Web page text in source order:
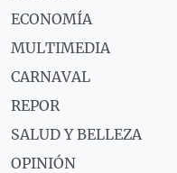
ECONOMÍA
MULTIMEDIA
CARNAVAL
REPOR
SALUD Y BELLEZA
OPINIÓN